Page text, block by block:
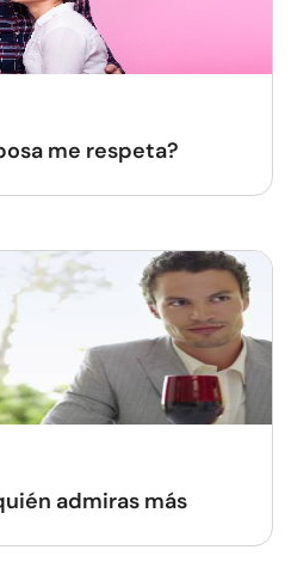
me respeta?
admiras más